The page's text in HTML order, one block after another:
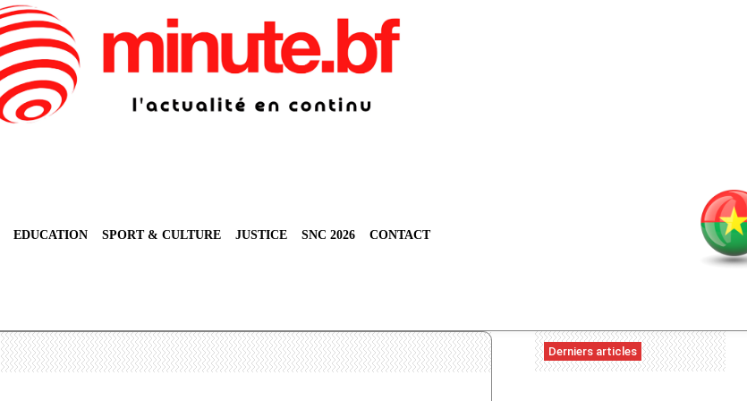
EDUCATION SPORT & CULTURE JUSTICE SNC 2026 CONTACT
Derniers articles